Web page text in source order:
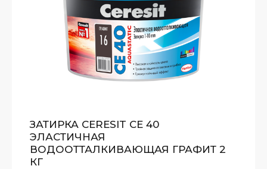
ЗАТИРКА CERESIT CE 40
ЭЛАСТИЧНАЯ
ВОДООТТАЛКИВАЮЩАЯ ГРАФИТ 2
КГ